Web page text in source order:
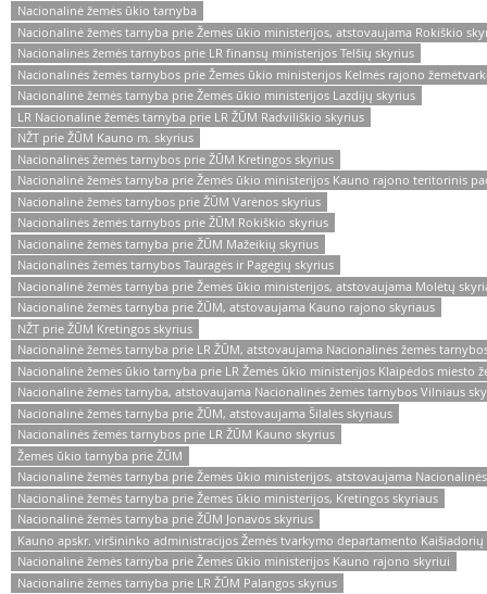
Nacionalinė žemės ūkio tarnyba
Nacionalinė žemės tarnyba prie Žemės ūkio ministerijos, atstovaujama Rokiškio
Nacionalinės žemės tarnybos prie LR finansų ministerijos Telšių skyrius
Nacionalinės žemės tarnybos prie Žemės ūkio ministerijos Kelmės rajono
Nacionalinė žemės tarnyba prie Žemės ūkio ministerijos Lazdijų skyrius
LR Nacionalinė žemės tarnyba prie LR ŽŪM Radviliškio skyrius
NŽT prie ŽŪM Kauno m. skyrius
Nacionalinės žemės tarnybos prie ŽŪM Kretingos skyrius
Nacionalinė žemės tarnyba prie Žemės ūkio ministerijos Kauno rajono teritorinis
Nacionalinė žemės tarnybos prie ŽŪM Varėnos skyrius
Nacionalinės žemės tarnybos prie ŽŪM Rokiškio skyrius
Nacionalinė žemės tarnyba prie ŽŪM Mažeikių skyrius
Nacionalinės žemės tarnybos Tauragės ir Pagėgių skyrius
Nacionalinė žemės tarnyba prie Žemės ūkio ministerijos, atstovaujama Molėtų
Nacionalinė žemės tarnyba prie ŽŪM, atstovaujama Kauno rajono skyriaus
NŽT prie ŽŪM Kretingos skyrius
Nacionalinė žemės tarnyba prie LR ŽŪM, atstovaujama Nacionalinės žemės
Nacionalinė žemės ūkio tarnyba prie LR Žemės ūkio ministerijos Klaipėdos miesto
Nacionalinė žemės tarnyba, atstovaujama Nacionalinės žemės tarnybos Vilniaus
Nacionalinė žemės tarnyba prie ŽŪM, atstovaujama Šilalės skyriaus
Nacionalinės žemės tarnybos prie LR ŽŪM Kauno skyrius
Žemės ūkio tarnyba prie ŽŪM
Nacionalinė žemės tarnyba prie Žemės ūkio ministerijos, atstovaujama
Nacionalinė žemės tarnyba prie Žemės ūkio ministerijos, Kretingos skyriaus
Nacionalinė žemės tarnyba prie ŽŪM Jonavos skyrius
Kauno apskr. viršininko administracijos Žemės tvarkymo departamento Kaišiadorių
Nacionalinė žemės tarnyba prie Žemės ūkio ministerijos Kauno rajono skyriui
Nacionalinė žemės tarnyba prie LR ŽŪM Palangos skyrius